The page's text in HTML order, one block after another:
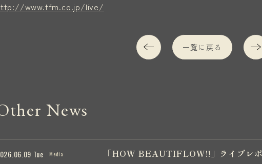
www.tfm.co.jp/live/
一覧に戻る
News
Tue Media 「HOW BEAUTIFLOW!!」ライブレ